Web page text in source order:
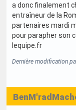
a donc finalement
entraîneur de la
partenaires mardi
pour parapher son
lequipe.fr
Dernière modification